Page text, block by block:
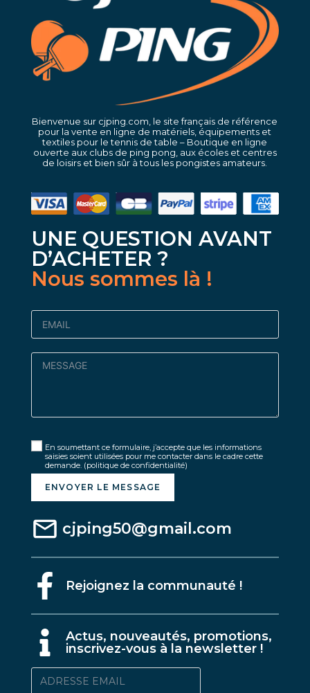
Bienvenue sur cjping.com, le site français de référence
pour la vente en ligne de matériels, équipements et
textiles pour le tennis de table – Boutique en ligne
ouverte aux clubs de ping pong, aux écoles et centres
de loisirs et bien sûr à tous les pongistes amateurs.
UNE QUESTION AVANT
D’ACHETER ?
Nous sommes là !
En soumettant ce formulaire, j’accepte que les informations
saisies soient utilisées pour me contacter dans le cadre cette
demande. (politique de confidentialité)
ENVOYER LE MESSAGE
cjping50@gmail.com
Rejoignez la communauté !
Actus, nouveautés, promotions,
inscrivez-vous à la newsletter !